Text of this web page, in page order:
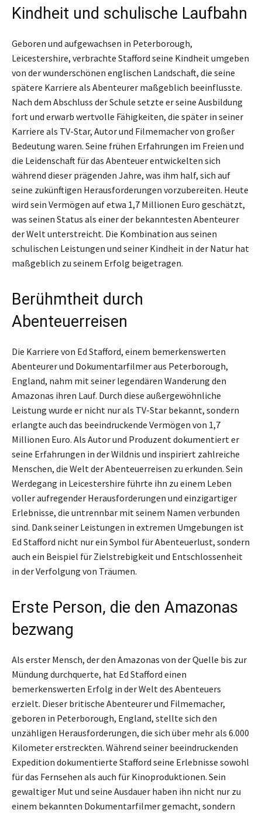
Kindheit und schulische Laufbahn
Geboren und aufgewachsen in Peterborough,
Leicestershire, verbrachte Stafford seine Kindheit umgeben
von der wunderschönen englischen Landschaft, die seine
spätere Karriere als Abenteurer maßgeblich beeinflusste.
Nach dem Abschluss der Schule setzte er seine Ausbildung
fort und erwarb wertvolle Fähigkeiten, die später in seiner
Karriere als TV-Star, Autor und Filmemacher von großer
Bedeutung waren. Seine frühen Erfahrungen im Freien und
die Leidenschaft für das Abenteuer entwickelten sich
während dieser prägenden Jahre, was ihm half, sich auf
seine zukünftigen Herausforderungen vorzubereiten. Heute
wird sein Vermögen auf etwa 1,7 Millionen Euro geschätzt,
was seinen Status als einer der bekanntesten Abenteurer
der Welt unterstreicht. Die Kombination aus seinen
schulischen Leistungen und seiner Kindheit in der Natur hat
maßgeblich zu seinem Erfolg beigetragen.
Berühmtheit durch
Abenteuerreisen
Die Karriere von Ed Stafford, einem bemerkenswerten
Abenteurer und Dokumentarfilmer aus Peterborough,
England, nahm mit seiner legendären Wanderung den
Amazonas ihren Lauf. Durch diese außergewöhnliche
Leistung wurde er nicht nur als TV-Star bekannt, sondern
erlangte auch das beeindruckende Vermögen von 1,7
Millionen Euro. Als Autor und Produzent dokumentiert er
seine Erfahrungen in der Wildnis und inspiriert zahlreiche
Menschen, die Welt der Abenteuerreisen zu erkunden. Sein
Werdegang in Leicestershire führte ihn zu einem Leben
voller aufregender Herausforderungen und einzigartiger
Erlebnisse, die untrennbar mit seinem Namen verbunden
sind. Dank seiner Leistungen in extremen Umgebungen ist
Ed Stafford nicht nur ein Symbol für Abenteuerlust, sondern
auch ein Beispiel für Zielstrebigkeit und Entschlossenheit
in der Verfolgung von Träumen.
Erste Person, die den Amazonas
bezwang
Als erster Mensch, der den Amazonas von der Quelle bis zur
Mündung durchquerte, hat Ed Stafford einen
bemerkenswerten Erfolg in der Welt des Abenteuers
erzielt. Dieser britische Abenteurer und Filmemacher,
geboren in Peterborough, England, stellte sich den
unzähligen Herausforderungen, die sich über mehr als 6.000
Kilometer erstreckten. Während seiner beeindruckenden
Expedition dokumentierte Stafford seine Erlebnisse sowohl
für das Fernsehen als auch für Kinoproduktionen. Sein
gewaltiger Mut und seine Ausdauer haben ihn nicht nur zu
einem bekannten Dokumentarfilmer gemacht, sondern